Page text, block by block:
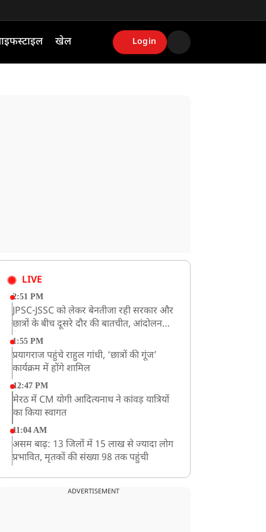
खेल Login
LIVE
2:51 PM
JPSC-JSSC को लेकर बेनतीजा रही सरकार और
छात्रों के बीच दूसरे दौर की बातचीत, आंदोलन
तेज
1:55 PM
प्रयागराज पहुंचे राहुल गांधी, ‘छात्रों की गूंज’
कार्यक्रम में होंगे शामिल
12:47 PM
मेरठ में CM योगी आदित्यनाथ ने कांवड़ यात्रियों
का किया स्वागत
11:04 AM
असम बाढ़: 13 जिलों में 15 लाख से ज्यादा लोग
प्रभावित, मृतकों की संख्या 98 तक पहुंची
हिमाचल के चंबा में बड़ा सड़क हादसा, 7 यात्रियों
ADVERTISEMENT